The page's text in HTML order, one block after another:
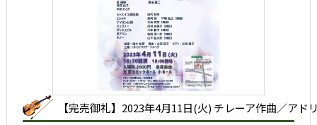
【完売御礼】2023年4月11日(火) チレーア作曲／アド